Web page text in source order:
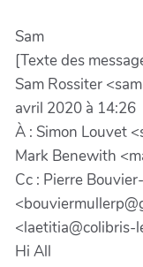
Sam
[Texte des
Sam Rossiter
avril 2020 à 14:26
À : Simon Louvet
Mark Benewith
Cc : Pierre
<laetitia@colibris-
Hi All